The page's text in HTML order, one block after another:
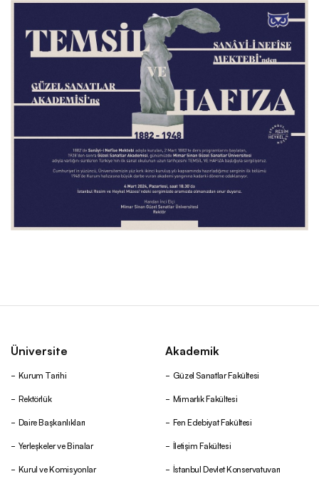
Üniversite
Kurum Tarihi
Rektörlük
Daire Başkanlıkları
Yerleşkeler ve Binalar
Kurul ve Komisyonlar
Akademik
Güzel Sanatlar Fakültesi
Mimarlık Fakültesi
Fen Edebiyat Fakültesi
İletişim Fakültesi
İstanbul Devlet Konservatuvarı